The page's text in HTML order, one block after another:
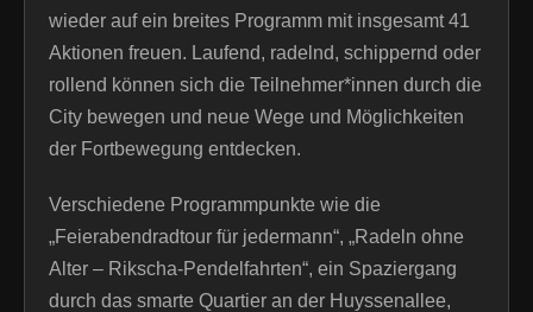
wieder auf ein breites Programm mit insgesamt 41
Aktionen freuen. Laufend, radelnd, schippernd oder
rollend können sich die Teilnehmer*innen durch die
City bewegen und neue Wege und Möglichkeiten
der Fortbewegung entdecken.
Verschiedene Programmpunkte wie die
„Feierabendradtour für jedermann“, „Radeln ohne
Alter – Rikscha-Pendelfahrten“, ein Spaziergang
durch das smarte Quartier an der Huyssenallee,